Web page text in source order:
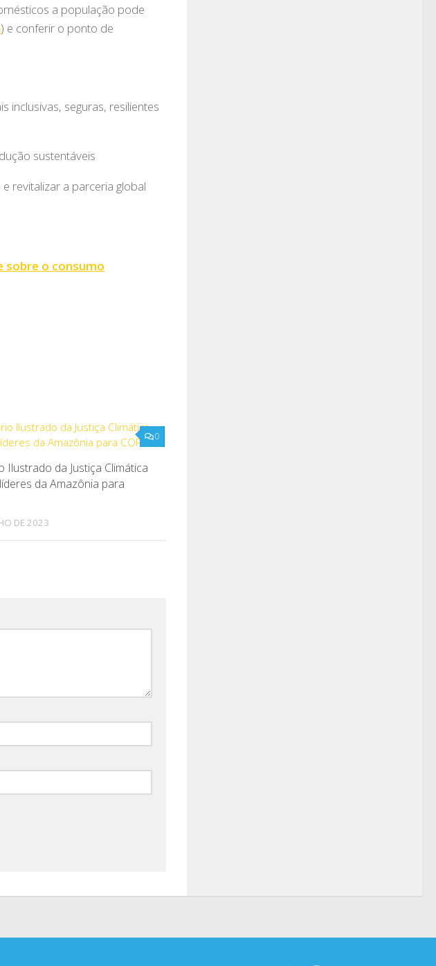
a população pode
) e conferir o ponto de
inclusivas, seguras, resilientes
sustentáveis
revitalizar a parceria global
sobre o consumo
0
Ilustrado da Justiça Climática
da Amazônia para
DE 2023